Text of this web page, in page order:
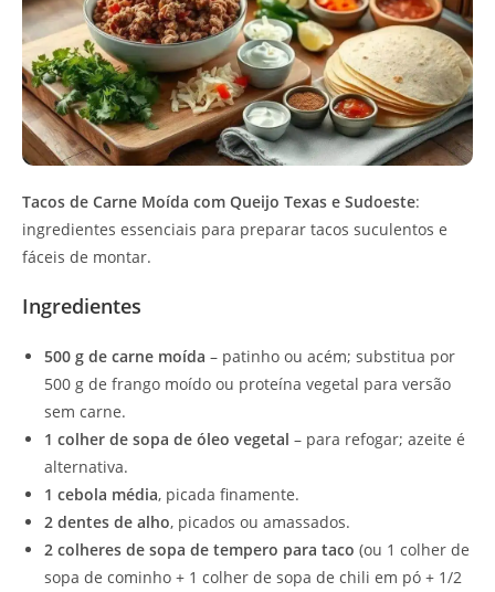
Tacos de Carne Moída com Queijo Texas e Sudoeste:
ingredientes essenciais para preparar tacos suculentos e
fáceis de montar.
Ingredientes
500 g de carne moída – patinho ou acém; substitua por
500 g de frango moído ou proteína vegetal para versão
sem carne.
1 colher de sopa de óleo vegetal – para refogar; azeite é
alternativa.
1 cebola média, picada finamente.
2 dentes de alho, picados ou amassados.
2 colheres de sopa de tempero para taco (ou 1 colher de
sopa de cominho + 1 colher de sopa de chili em pó + 1/2